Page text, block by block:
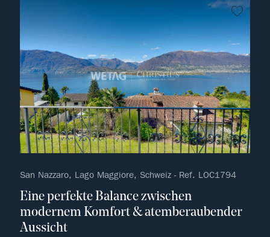
kein
San Nazzaro, Lago Maggiore, Schweiz - Ref. LOC1794
Eine perfekte Balance zwischen
modernem Komfort & atemberaubender
Aussicht